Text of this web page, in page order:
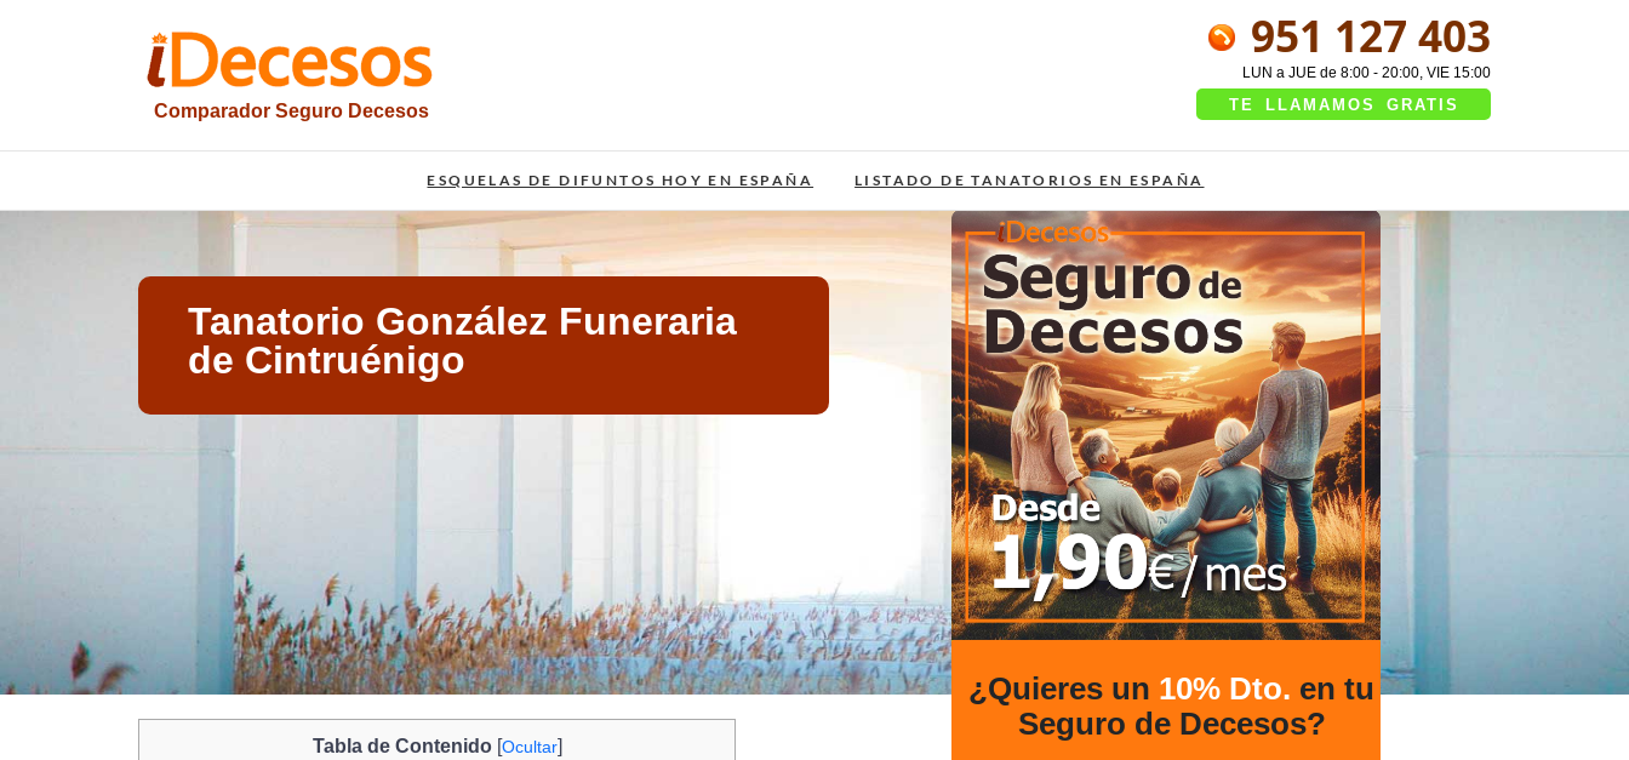
Comparador Seguro Decesos
iesquelas
951 127 403
LUN a JUE de 8:00 - 20:00, VIE 15:00
TE LLAMAMOS GRATIS
ESQUELAS DE DIFUNTOS HOY EN ESPAÑA LISTADO DE TANATORIOS EN ESPAÑA
¿Quieres un 10% Dto. en tu
Seguro de Decesos?
Tanatorio González Funeraria
de Cintruénigo
Tabla de Contenido [Ocultar]